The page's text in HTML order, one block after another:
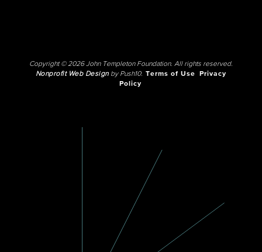
Copyright © 2026 John Templeton Foundation. All rights reserved.
Nonprofit Web Designby Push10. Terms of Use
Privacy
Policy